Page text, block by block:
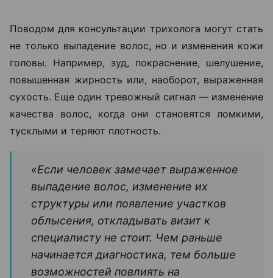
не только выпадение волос, но и изменения кожи
головы. Например, зуд, покраснение, шелушение,
повышенная жирность или, наоборот, выраженная
сухость. Еще один тревожный сигнал — изменение